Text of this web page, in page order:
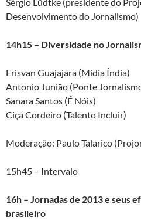
Desenvolvimento do Jornalismo)
14h15 – Diversidade no
Erisvan Guajajara (Mídia Índia)
Antonio Junião (Ponte
Sanara Santos (É Nóis)
Ciça Cordeiro (Talento Incluir)
Moderação: Paulo Talarico
15h45 – Intervalo
16h – Jornadas de 2013 e seus
brasileiro